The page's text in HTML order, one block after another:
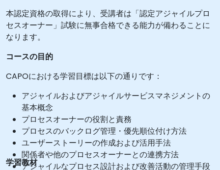
本認定資格の取得により、受講者は「認定アジャイルプロ
セスオーナー」試験に無事合格できる能力が備わることに
なります。
コースの目的
CAPOにおける学習目標は以下の通りです：
アジャイルおよびアジャイルサービスマネジメントの
基本概念
プロセスオーナーの役割と責務
プロセスのバックログ管理・優先順位付け方法
ユーザーストーリーの作成および活用手法
関係者や他のプロセスオーナーとの連携方法
アジャイルなプロセス設計および改善活動の管理手段
学習教材